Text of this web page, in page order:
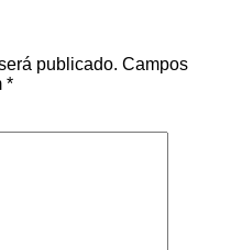
publicado. Campos
*